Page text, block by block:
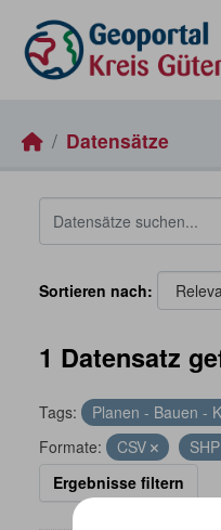
Datensätze
Sortieren nach
1 Datensatz
Tags: Planen - Bauen -
Formate:
CSV
SHP
Ergebnisse filtern